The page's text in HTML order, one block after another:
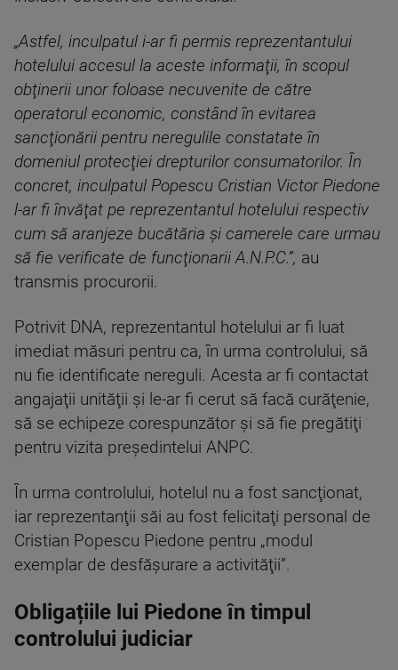
„Astfel, inculpatul i-ar fi permis reprezentantului
hotelului accesul la aceste informaţii, în scopul
obţinerii unor foloase necuvenite de către
operatorul economic, constând în evitarea
sancţionării pentru neregulile constatate în
domeniul protecţiei drepturilor consumatorilor. În
concret, inculpatul Popescu Cristian Victor Piedone
l-ar fi învăţat pe reprezentantul hotelului respectiv
cum să aranjeze bucătăria şi camerele care urmau
să fie verificate de funcţionarii A.N.P.C.”, au
transmis procurorii.
Potrivit DNA, reprezentantul hotelului ar fi luat
imediat măsuri pentru ca, în urma controlului, să
nu fie identificate nereguli. Acesta ar fi contactat
angajaţii unităţii şi le-ar fi cerut să facă curăţenie,
să se echipeze corespunzător şi să fie pregătiţi
pentru vizita preşedintelui ANPC.
În urma controlului, hotelul nu a fost sancţionat,
iar reprezentanţii săi au fost felicitaţi personal de
Cristian Popescu Piedone pentru „modul
exemplar de desfăşurare a activităţii”.
Obligațiile lui Piedone în timpul
controlului judiciar